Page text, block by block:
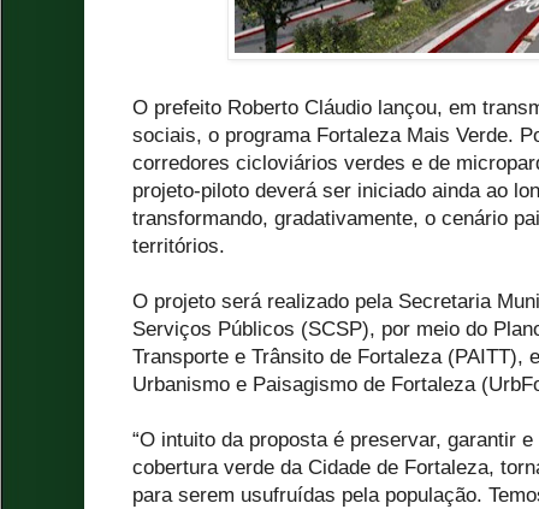
O prefeito Roberto Cláudio lançou, em
sociais, o programa Fortaleza Mais Verde.
corredores cicloviários verdes e de
projeto-piloto deverá ser iniciado ainda ao
transformando, gradativamente, o cenário
territórios.
O projeto será realizado pela Secretaria
Serviços Públicos (SCSP), por meio do
Transporte e Trânsito de Fortaleza (PAITT),
Urbanismo e Paisagismo de Fortaleza
“O intuito da proposta é preservar, garantir
cobertura verde da Cidade de Fortaleza,
para serem usufruídas pela população.